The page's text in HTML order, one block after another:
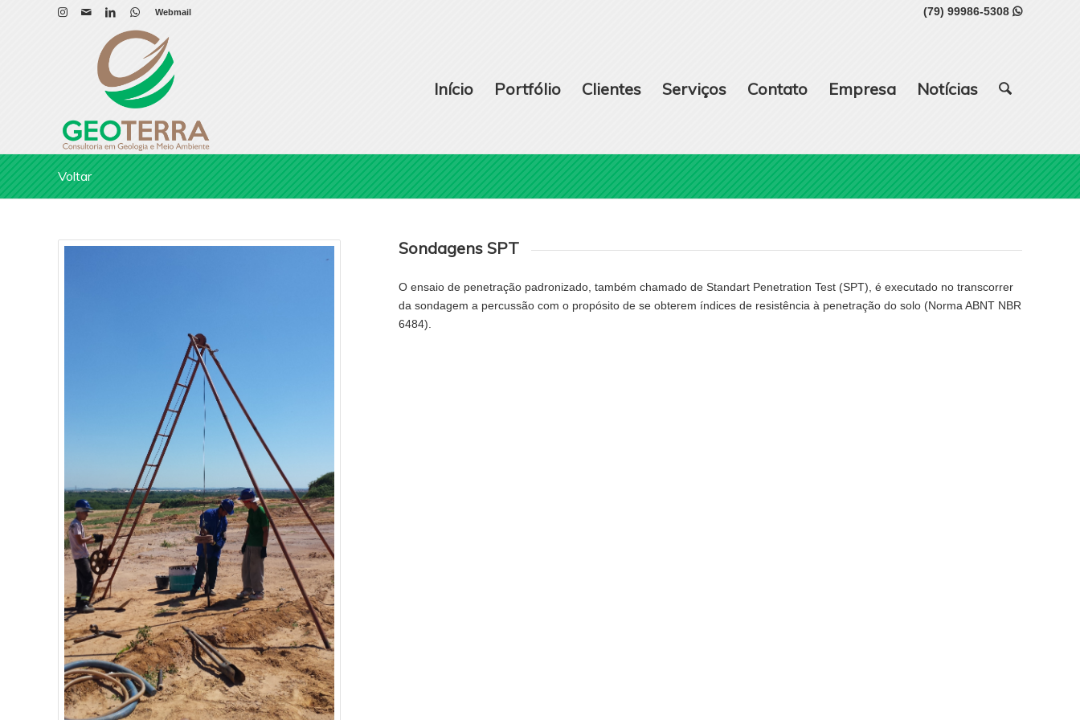
Webmail (79) 99986-5308 
Início Portfólio Clientes Serviços Contato Empresa Notícias
Voltar
Sondagens SPT
O ensaio de penetração padronizado, também chamado de Standart Penetration Test (SPT), é executado no transcorrer
da sondagem a percussão com o propósito de se obterem índices de resistência à penetração do solo (Norma ABNT NBR
6484).